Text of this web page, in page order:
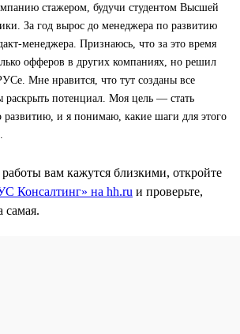
стажером, будучи студентом Высшей
За год вырос до менеджера по развитию
менеджера. Признаюсь, что за это время
офферов в других компаниях, но решил
Мне нравится, что тут созданы все
раскрыть потенциал. Моя цель — стать
развитию, и я понимаю, какие шаги для этого
вам кажутся близкими, откройте
Консалтинг» на hh.ru и проверьте,
самая.